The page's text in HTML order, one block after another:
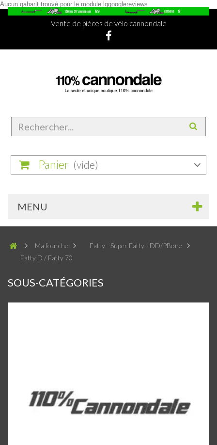
Aucun gabarit trouvé pour le module lggooglereviews
Vente de pièces de vélo cannondale
Panier (vide)
MENU
Ma fourche
Fatty - Super Fatty - DD/PBone
Fatty D / Fatty 70
SOUS-CATÉGORIES